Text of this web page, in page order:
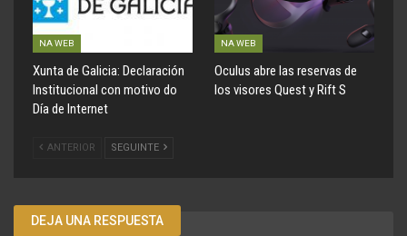
NA WEB
Xunta de Galicia: Declaración
Institucional con motivo do
Día de Internet
NA WEB
Oculus abre las reservas de
los visores Quest y Rift S
ANTERIOR SEGUINTE
DEJA UNA RESPUESTA